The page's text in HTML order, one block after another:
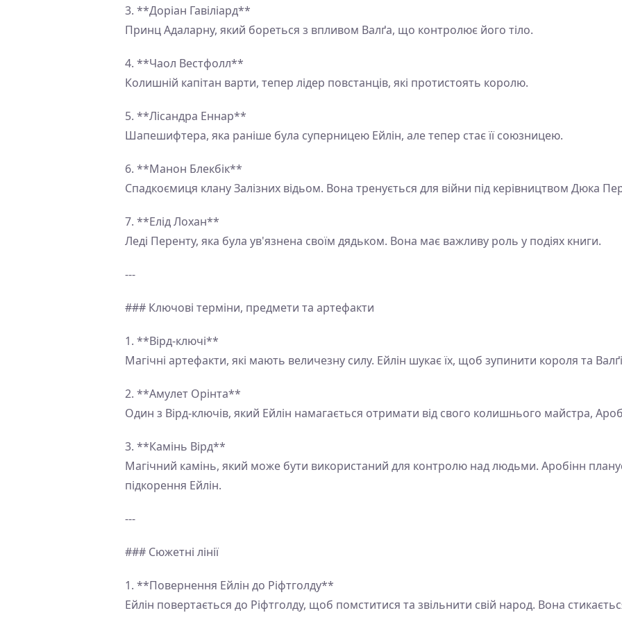
3. **Доріан Гавіліард**
Принц Адаларну, який бореться з впливом Валґа, що контролює його тіло.
4. **Чаол Вестфолл**
Колишній капітан варти, тепер лідер повстанців, які протистоять королю.
5. **Лісандра Еннар**
Шапешифтера, яка раніше була суперницею Ейлін, але тепер стає її союзницею.
6. **Манон Блекбік**
Спадкоємиця клану Залізних відьом. Вона тренується для війни під керівництвом Дюка
7. **Елід Лохан**
Леді Перенту, яка була ув'язнена своїм дядьком. Вона має важливу роль у подіях книги.
---
### Ключові терміни, предмети та артефакти
1. **Вірд-ключі**
Магічні артефакти, які мають величезну силу. Ейлін шукає їх, щоб зупинити короля та
2. **Амулет Орінта**
Один з Вірд-ключів, який Ейлін намагається отримати від свого колишнього майстра,
3. **Камінь Вірд**
Магічний камінь, який може бути використаний для контролю над людьми. Аробінн
підкорення Ейлін.
---
### Сюжетні лінії
1. **Повернення Ейлін до Ріфтголду**
Ейлін повертається до Ріфтголду, щоб помститися та звільнити свій народ. Вона